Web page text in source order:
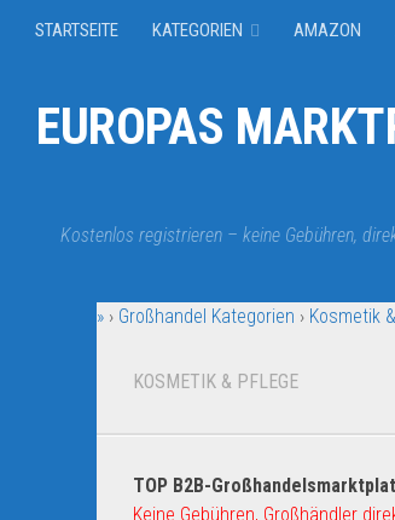
STARTSEITE KATEGORIEN AMAZON
EUROPAS
Kostenlos registrieren – keine Gebühren,
» › Großhandel Kategorien › Kosmetik
KOSMETIK & PFLEGE
TOP B2B-
Keine Gebühren, Großhändler